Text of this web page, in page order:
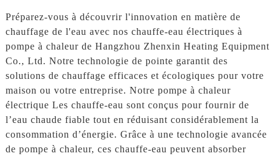
Préparez-vous à découvrir l'innovation en matière de
chauffage de l'eau avec nos chauffe-eau électriques à
pompe à chaleur de Hangzhou Zhenxin Heating Equipment
Co., Ltd. Notre technologie de pointe garantit des
solutions de chauffage efficaces et écologiques pour votre
maison ou votre entreprise. Notre pompe à chaleur
électrique Les chauffe-eau sont conçus pour fournir de
l’eau chaude fiable tout en réduisant considérablement la
consommation d’énergie. Grâce à une technologie avancée
de pompe à chaleur, ces chauffe-eau peuvent absorber